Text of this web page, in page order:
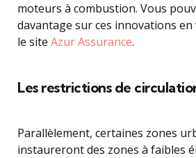
moteurs à combustion. Vous
davantage sur ces innovations
le site Azur Assurance.
Les restrictions de
Parallèlement, certaines zones
instaureront des zones à faibles